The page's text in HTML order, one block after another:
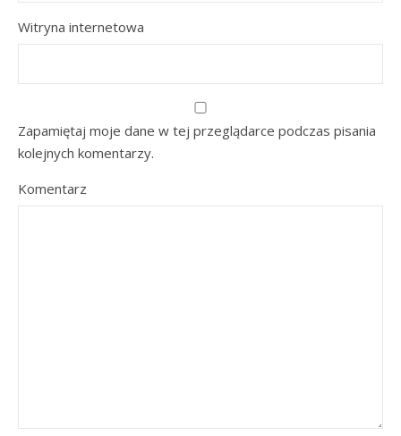
Witryna internetowa
Zapamiętaj moje dane w tej przeglądarce podczas pisania
kolejnych komentarzy.
Komentarz